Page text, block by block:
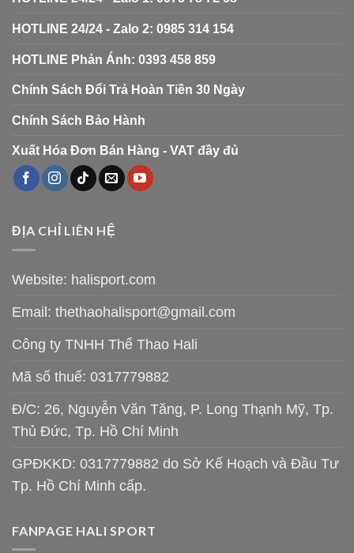
HOTLINE 24/24 - Zalo 2: 0985 314 154
HOTLINE Phản Ánh: 0393 458 859
Chính Sách Đổi Trả Hoàn Tiền 30 Ngày
Chính Sách Bảo Hành
Xuất Hóa Đơn Bán Hàng - VAT đầy đủ
ĐỊA CHỈ LIÊN HỆ
Website: halisport.com
Email: thethaohalisport@gmail.com
Công ty TNHH Thể Thao Hali
Mã số thuế: 0317779882
Đ/C: 26, Nguyễn Văn Tăng, P. Long Thạnh Mỹ, Tp.
Thủ Đức, Tp. Hồ Chí Minh
GPĐKKD: 0317779882 do Sở Kế Hoạch và Đầu Tư
Tp. Hồ Chí Minh cấp.
FANPAGE HALI SPORT